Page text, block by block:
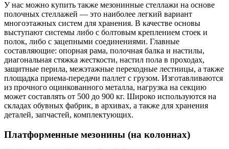
У нас можно купить также мезонинные стеллажи на основе
полочных стеллажей — это наиболее легкий вариант
многоэтажных систем для хранения. В качестве основы
выступают системы либо с болтовым креплением стоек и
полок, либо с зацепными соединениями. Главные
составляющие: опорная рама, полочная балка и настилы,
диагональная стяжка жесткости, настил пола в проходах,
защитные перила, межэтажные переходные лестницы, а также
площадка приема-передачи паллет с грузом. Изготавливаются
из прочного оцинкованного металла, нагрузка на секцию
может составлять от 500 до 900 кг. Широко используются на
складах обувных фабрик, в архивах, а также для хранения
деталей, запчастей, комплектующих.
Платформенные мезонины (на колоннах)